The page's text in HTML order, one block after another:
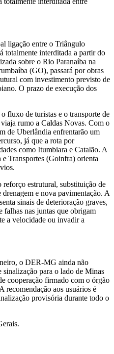
ligação entre o Triângulo
totalmente interditada a partir do
sobre o Rio Paranaíba na
(GO), passará por obras
com investimento previsto de
O prazo de execução dos
fluxo de turistas e o transporte de
rumo a Caldas Novas. Com o
de Uberlândia enfrentarão um
já que a rota por
como Itumbiara e Catalão. A
Transportes (Goinfra) orienta
estrutural, substituição de
e nova pavimentação. A
sinais de deterioração graves,
falhas nas juntas que obrigam
a velocidade ou invadir a
o DER-MG ainda não
sinalização para o lado de Minas
cooperação firmado com o órgão
recomendação aos usuários é
provisória durante todo o